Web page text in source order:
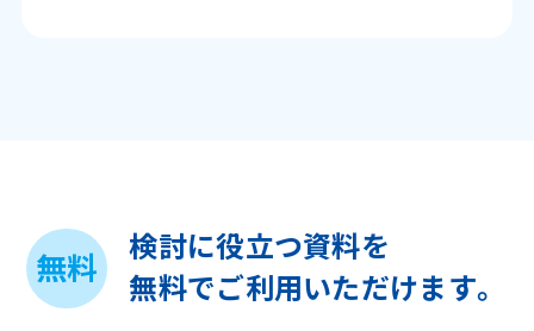
無料
検討に役立つ資料を
無料でご利用いただけます。